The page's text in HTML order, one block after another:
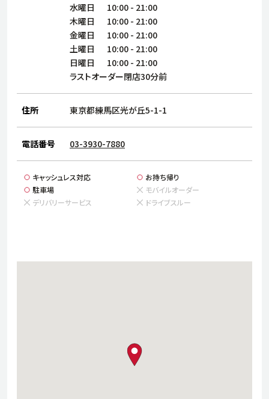
株主・投資家情報
サステナビリティ
ブランド
店舗検索
店舗一覧
採用情報
よくある質問・お問い合わせ
日本語 English 简体中文
水曜日
10:00 - 21:00
木曜日
10:00 - 21:00
金曜日
10:00 - 21:00
土曜日
10:00 - 21:00
日曜日
10:00 - 21:00
ラストオーダー閉店30分前
住所 東京都練馬区光が丘5-1-1
電話番号 03-3930-7880
キャッシュレス対応
お持ち帰り
駐車場
モバイルオーダー
デリバリーサービス
ドライブスルー
map pin